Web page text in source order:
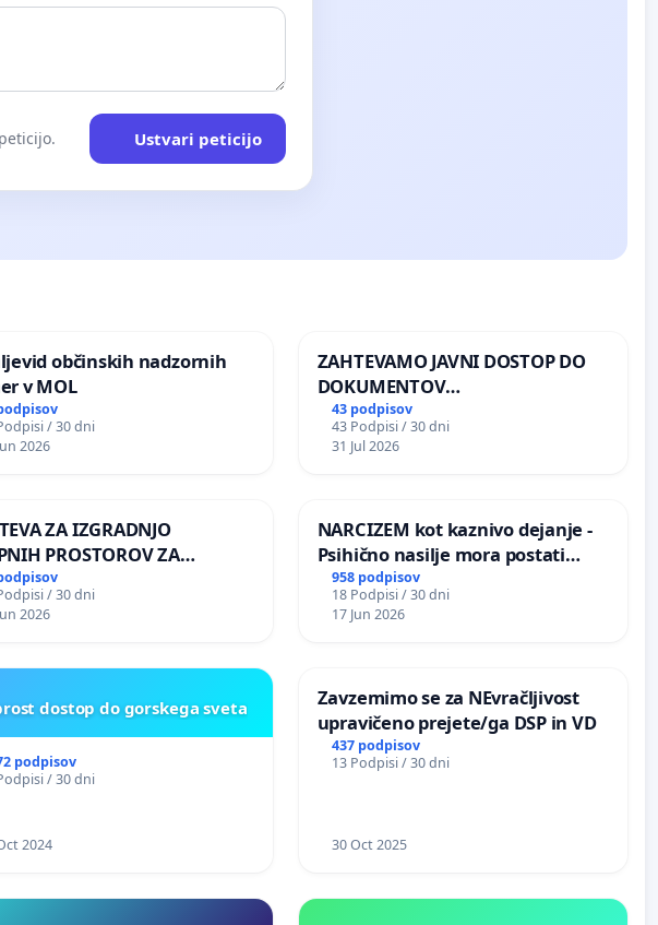
Ustvari peticijo
občinskih nadzornih
v MOL
/ 30 dni
2026
ZAHTEVAMO JAVNI DOSTOP DO
DOKUMENTOV
PARLAMENTARNIH
PREISKOVALNIH KOMISIJ O
ILEGALNI TRGOVINI Z OROŽJEM
43 podpisov
43 Podpisi / 30 dni
31 Jul 2026
ZA IZGRADNJO
PROSTOROV ZA
KRAJEVNE
PRESTRANEK
/ 30 dni
2026
NARCIZEM kot kaznivo dejanje -
Psihično nasilje mora postati
enako prepoznano kot fizično
nasilje
958 podpisov
18 Podpisi / 30 dni
17 Jun 2026
dostop do gorskega sveta
podpisov
/ 30 dni
2024
Zavzemimo se za NEvračljivost
upravičeno prejete/ga DSP in VD
437 podpisov
13 Podpisi / 30 dni
30 Oct 2025